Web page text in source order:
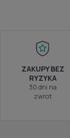
ZAKUPY BEZ
RYZYKA
30 dni na
zwrot